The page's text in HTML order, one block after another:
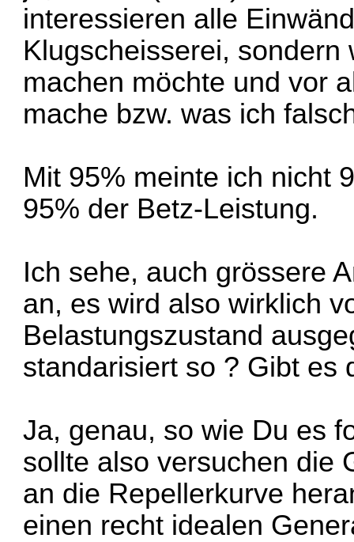
interessieren alle
Klugscheisserei,
machen möchte und vor
mache bzw. was ich
Mit 95% meinte ich nicht
95% der Betz-Leistung.
Ich sehe, auch grössere
an, es wird also wirklich
Belastungszustand
standarisiert so ? Gibt es
Ja, genau, so wie Du es
sollte also versuchen die
an die Repellerkurve
einen recht idealen